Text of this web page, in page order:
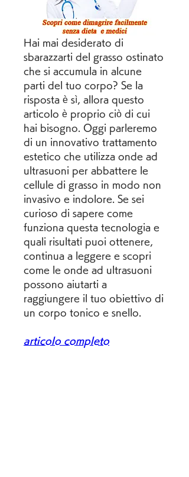
Hai mai desiderato di
sbarazzarti del grasso ostinato
che si accumula in alcune
parti del tuo corpo? Se la
risposta è sì, allora questo
articolo è proprio ciò di cui
hai bisogno. Oggi parleremo
di un innovativo trattamento
estetico che utilizza onde ad
ultrasuoni per abbattere le
cellule di grasso in modo non
invasivo e indolore. Se sei
curioso di sapere come
funziona questa tecnologia e
quali risultati puoi ottenere,
continua a leggere e scopri
come le onde ad ultrasuoni
possono aiutarti a
raggiungere il tuo obiettivo di
un corpo tonico e snello.
articolo completo